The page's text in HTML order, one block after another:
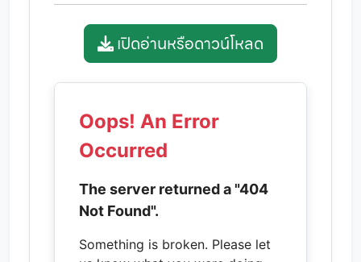
เปิดอ่านหรือดาวน์โหลด